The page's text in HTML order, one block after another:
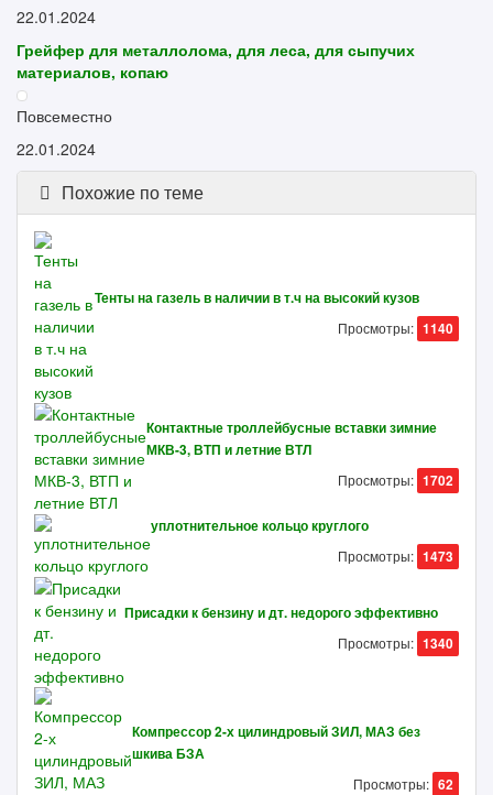
22.01.2024
Грейфер для металлолома, для леса, для сыпучих
материалов, копаю
Повсеместно
22.01.2024
Похожие по теме
Тенты на газель в наличии в т.ч на высокий кузов
Просмотры: 1140
Контактные троллейбусные вставки зимние
МКВ-3, ВТП и летние ВТЛ
Просмотры: 1702
уплотнительное кольцо круглого
Просмотры: 1473
Присадки к бензину и дт. недорого эффективно
Просмотры: 1340
Компрессор 2-х цилиндровый ЗИЛ, МАЗ без
шкива БЗА
Просмотры: 62